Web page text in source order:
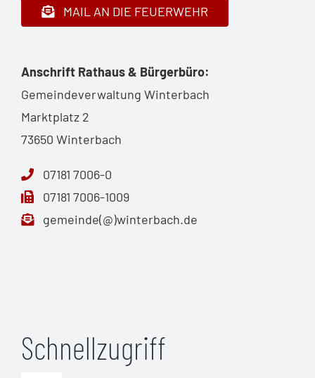
MAIL AN DIE FEUERWEHR
Anschrift Rathaus & Bürgerbüro:
Gemeindeverwaltung Winterbach
Marktplatz 2
73650 Winterbach
07181 7006-0
07181 7006-1009
gemeinde(@)winterbach.de
Schnellzugriff